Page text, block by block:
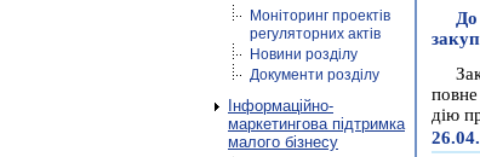
Моніторинг проектів
регуляторних актів
Новини розділу
Документи розділу
Інформаційно-
маркетингова підтримка
малого бізнесу
До
дію